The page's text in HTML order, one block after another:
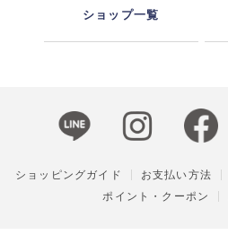
ショップ一覧
ショッピングガイド お支払い方法
ポイント・クーポン